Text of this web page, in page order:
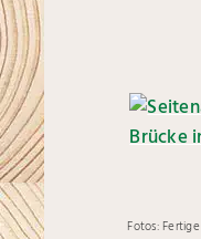
Fotos: